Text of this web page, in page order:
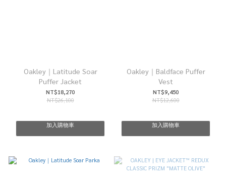
Oakley｜Latitude Soar
Puffer Jacket
NT$18,270
NT$26,100
加入購物車
Oakley｜Baldface Puffer
Vest
NT$9,450
NT$12,600
加入購物車